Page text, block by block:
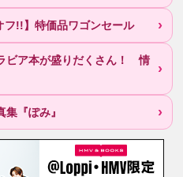
フ!!】特価品ワゴンセール
ビア本が盛りだくさん！ 情
集『ぽみ』